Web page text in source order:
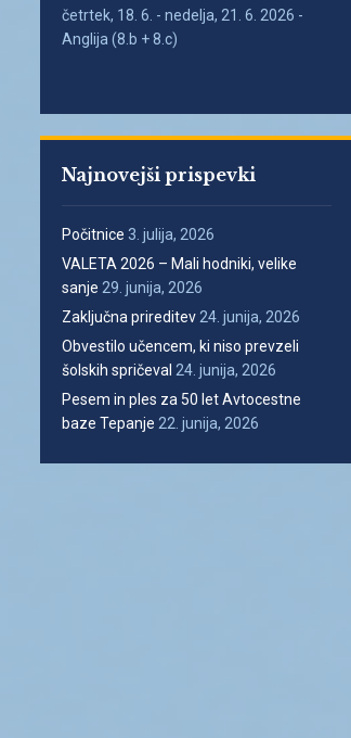
četrtek, 18. 6. - nedelja, 21. 6. 2026 -
Anglija (8.b + 8.c)
Najnovejši prispevki
Počitnice 3. julija, 2026
VALETA 2026 – Mali hodniki, velike
sanje 29. junija, 2026
Zaključna prireditev 24. junija, 2026
Obvestilo učencem, ki niso prevzeli
šolskih spričeval 24. junija, 2026
Pesem in ples za 50 let Avtocestne
baze Tepanje 22. junija, 2026